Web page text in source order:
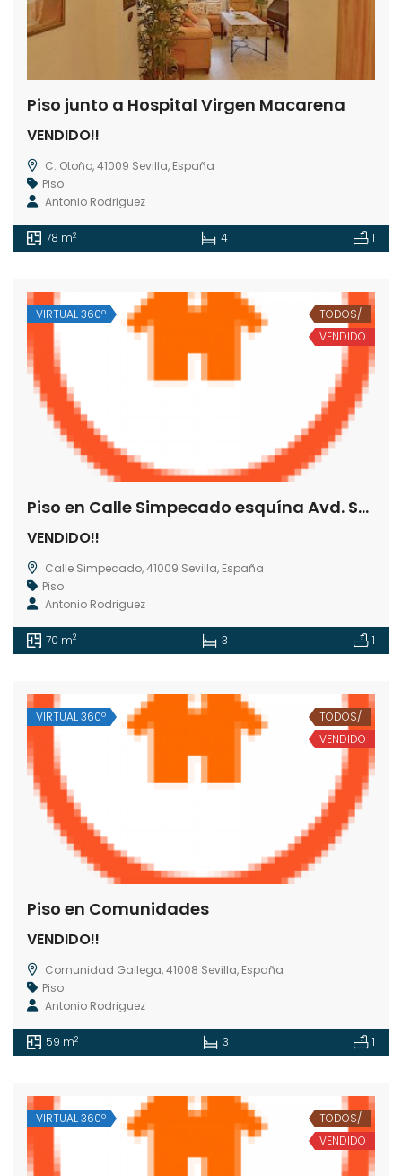
Piso junto a Hospital Virgen Macarena
VENDIDO!!
C. Otoño, 41009 Sevilla, España
Piso
Antonio Rodriguez
78 m2 4 1
VIRTUAL 360º
TODOS/
VENDIDO
Piso en Calle Simpecado esquína Avd. San Lazaro
VENDIDO!!
Calle Simpecado, 41009 Sevilla, España
Piso
Antonio Rodriguez
70 m2 3 1
VIRTUAL 360º
TODOS/
VENDIDO
Piso en Comunidades
VENDIDO!!
Comunidad Gallega, 41008 Sevilla, España
Piso
Antonio Rodriguez
59 m2 3 1
VIRTUAL 360º
TODOS/
VENDIDO